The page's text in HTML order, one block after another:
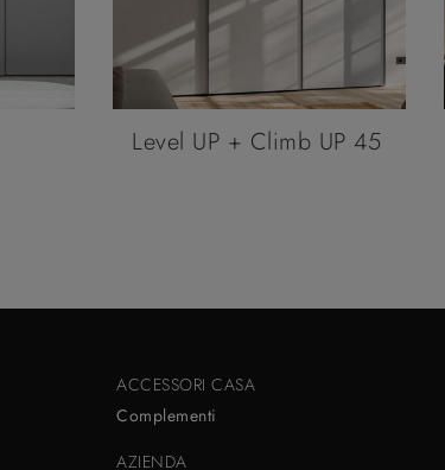
Level UP + Climb UP 45
ACCESSORI CASA
Complementi
AZIENDA